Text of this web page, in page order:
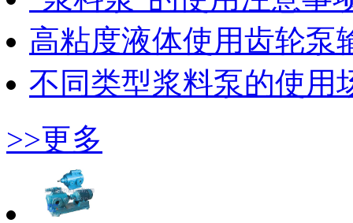
高粘度液体使用齿轮泵
不同类型浆料泵的使用
>>更多